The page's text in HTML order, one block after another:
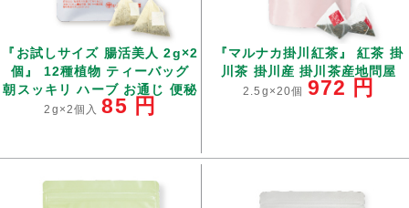
『お試しサイズ 腸活美人 2g×2
個』 12種植物 ティーバッグ
朝スッキリ ハーブ お通じ 便秘
2g×2個入 85 円
『マルナカ掛川紅茶』 紅茶 掛
川茶 掛川産 掛川茶産地問屋
2.5g×20個 972 円